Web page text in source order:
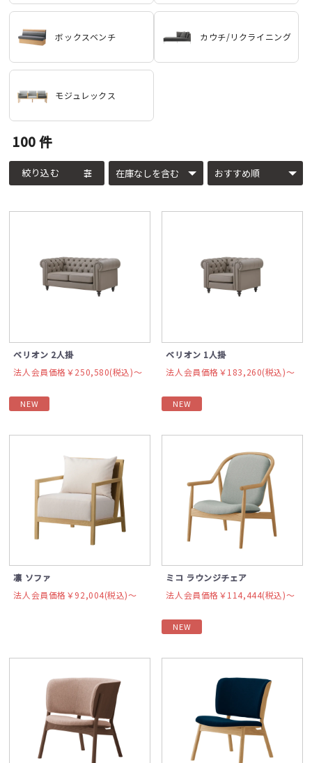
ボックスベンチ カウチ/リクライニング
モジュレックス
100件
絞り込む
ベリオン 2人掛
法人会員価格￥250,580(税込)〜
NEW
ベリオン 1人掛
法人会員価格￥183,260(税込)〜
NEW
凛 ソファ
法人会員価格￥92,004(税込)〜
ミコ ラウンジチェア
法人会員価格￥114,444(税込)〜
NEW